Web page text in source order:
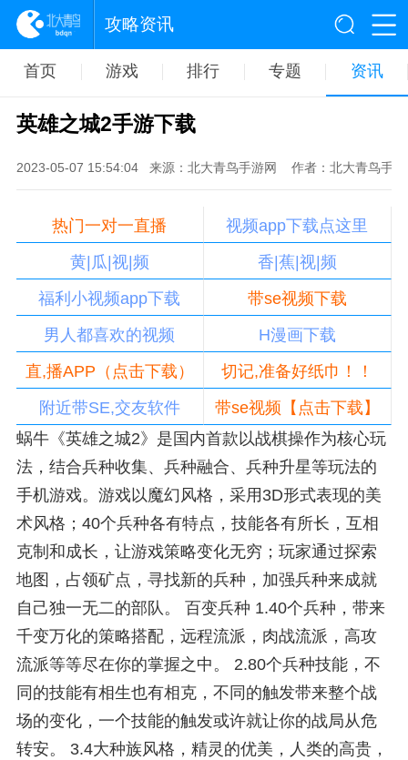
攻略资讯
首页 游戏 排行 专题 资讯
英雄之城2手游下载
2023-05-07 15:54:04 来源：北大青鸟手游网 作者：北大青鸟手
热门一对一直播
视频app下载点这里
黄|瓜|视|频
香|蕉|视|频
福利小视频app下载
带se视频下载
男人都喜欢的视频
H漫画下载
直,播APP（点击下载）
切记,准备好纸巾！！
附近带SE,交友软件
带se视频【点击下载】
蜗牛《英雄之城2》是国内首款以战棋操作为核心玩
法，结合兵种收集、兵种融合、兵种升星等玩法的
手机游戏。游戏以魔幻风格，采用3D形式表现的美
术风格；40个兵种各有特点，技能各有所长，互相
克制和成长，让游戏策略变化无穷；玩家通过探索
地图，占领矿点，寻找新的兵种，加强兵种来成就
自己独一无二的部队。 百变兵种 1.40个兵种，带来
千变万化的策略搭配，远程流派，肉战流派，高攻
流派等等尽在你的掌握之中。 2.80个兵种技能，不
同的技能有相生也有相克，不同的触发带来整个战
场的变化，一个技能的触发或许就让你的战局从危
转安。 3.4大种族风格，精灵的优美，人类的高贵，